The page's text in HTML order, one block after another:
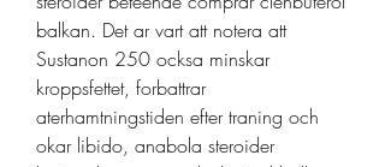
balkan. Det ar vart att notera att
Sustanon 250 ocksa minskar
kroppsfettet, forbattrar
aterhamtningstiden efter traning och
okar libido, anabola steroider